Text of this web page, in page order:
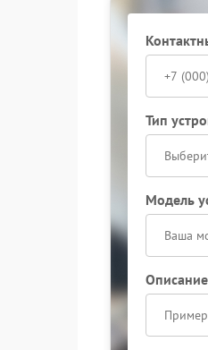
Тип
Модель